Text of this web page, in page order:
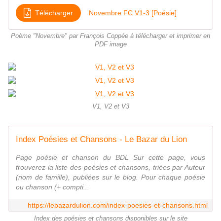
Télécharger Novembre FC V1-3 [Poésie]
Poème "Novembre" par François Coppée à télécharger et imprimer en
PDF image
V1, V2 et V3
Index Poésies et Chansons - Le Bazar du Lion
Page poésie et chanson du BDL Sur cette page, vous
trouverez la liste des poésies et chansons, triées par Auteur
(nom de famille), publiées sur le blog. Pour chaque poésie
ou chanson (+ compti...
https://lebazardulion.com/index-poesies-et-chansons.html
Index des poésies et chansons disponibles sur le site